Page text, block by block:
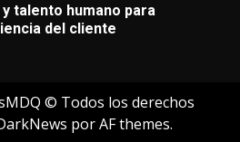
talento humano para
del cliente
© Todos los derechos
por AF themes.